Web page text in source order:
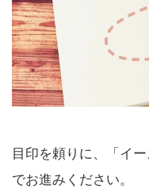
目印を頼りに、「イ
でお進みください。